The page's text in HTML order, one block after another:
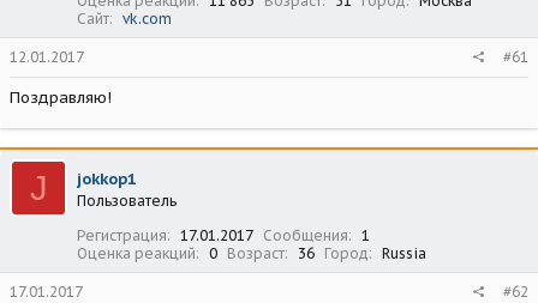
а
Сайт
vk.com
12.01.2017 #61
Поздравляю!
J jokkop1
Пользователь
Регистрация
17.01.2017 Сообщения
1
Оценка реакций
0 Возраст 36 Город Russia
17.01.2017 #62